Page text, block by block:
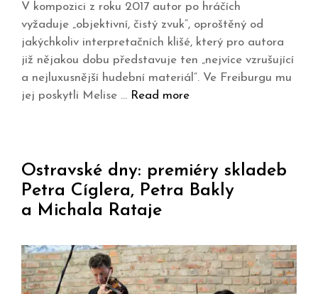
V kompozici z roku 2017 autor po hráčích
vyžaduje „objektivní, čistý zvuk“, oproštěný od
jakýchkoliv interpretačních klišé, který pro autora
již nějakou dobu představuje ten „nejvíce vzrušující
a nejluxusnější hudební materiál“. Ve Freiburgu mu
jej poskytli Melise … Read more
Ostravské dny: premiéry skladeb
Petra Cíglera, Petra Bakly
a Michala Rataje